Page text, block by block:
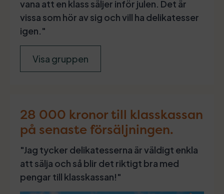
vana att en klass säljer inför julen. Det är
vissa som hör av sig och vill ha delikatesser
igen."
Visa gruppen
28 000 kronor till klasskassan
på senaste försäljningen.
"Jag tycker delikatesserna är väldigt enkla
att sälja och så blir det riktigt bra med
pengar till klasskassan!"